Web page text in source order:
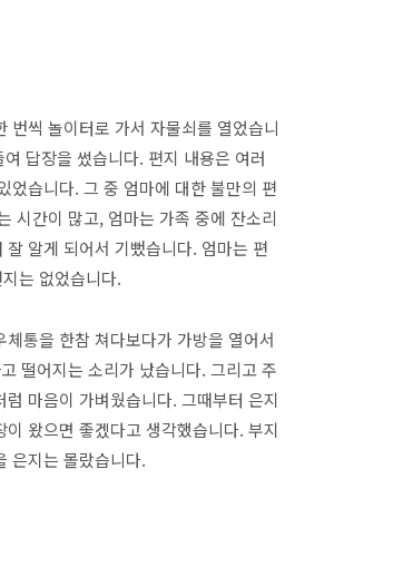
번씩 놀이터로 가서 자물쇠를 열었습니
답장을 썼습니다. 편지 내용은 여러
었습니다. 그 중 엄마에 대한 불만의 편
시간이 많고, 엄마는 가족 중에 잔소리
알게 되어서 기뻤습니다. 엄마는 편
는 없었습니다.
통을 한참 쳐다보다가 가방을 열어서
떨어지는 소리가 났습니다. 그리고 주
마음이 가벼웠습니다. 그때부터 은지
왔으면 좋겠다고 생각했습니다. 부지
은지는 몰랐습니다.